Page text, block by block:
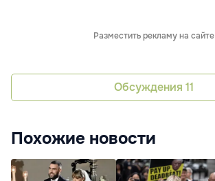
Разместить рекламу на сайте
Обсуждения 11
Похожие новости